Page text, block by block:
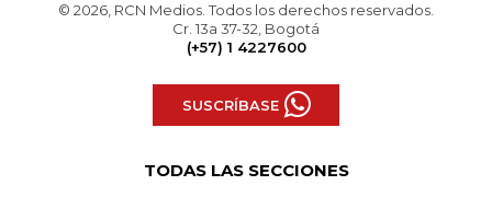
© 2026, RCN Medios. Todos los derechos reservados.
Cr. 13a 37-32, Bogotá
(+57) 1 4227600
SUSCRÍBASE
TODAS LAS SECCIONES